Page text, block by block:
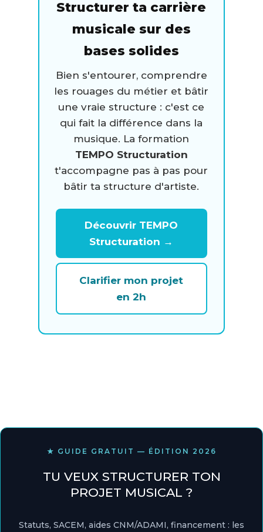
Structurer ta carrière
musicale sur des
bases solides
Bien s'entourer, comprendre
les rouages du métier et bâtir
une vraie structure : c'est ce
qui fait la différence dans la
musique. La formation
TEMPO Structuration
t'accompagne pas à pas pour
bâtir ta structure d'artiste.
Découvrir TEMPO
Structuration →
Clarifier mon projet
en 2h
★ GUIDE GRATUIT — ÉDITION 2026
TU VEUX STRUCTURER TON
PROJET MUSICAL ?
Statuts, SACEM, aides CNM/ADAMI, financement : les